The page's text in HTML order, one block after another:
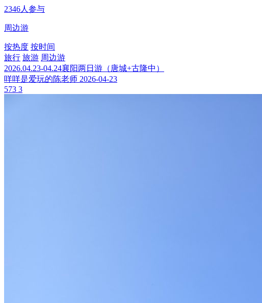
2346人参与
周边游
按热度 按时间
旅行 旅游 周边游
2026.04.23-04.24襄阳两日游（唐城+古隆中）
咩咩是爱玩的陈老师 2026-04-23
573 3